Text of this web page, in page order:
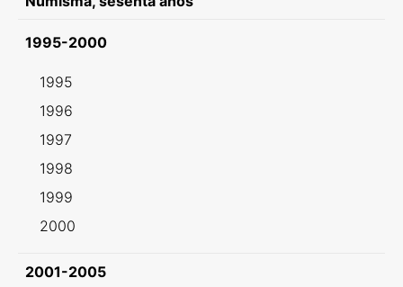
1995-2000
1995
1996
1997
1998
1999
2000
2001-2005